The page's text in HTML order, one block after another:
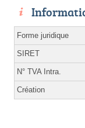
Forme juridique
SIRET
N° TVA Intra.
Création